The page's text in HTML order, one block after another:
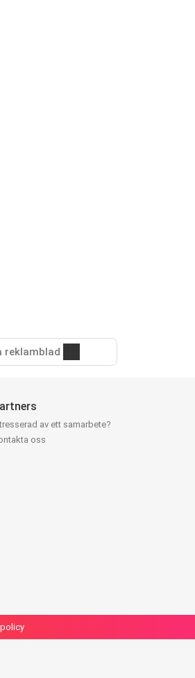
reklamblad
av ett samarbete?
oss